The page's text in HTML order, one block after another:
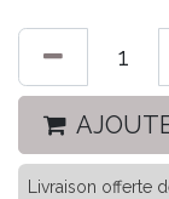
Livraison offerte